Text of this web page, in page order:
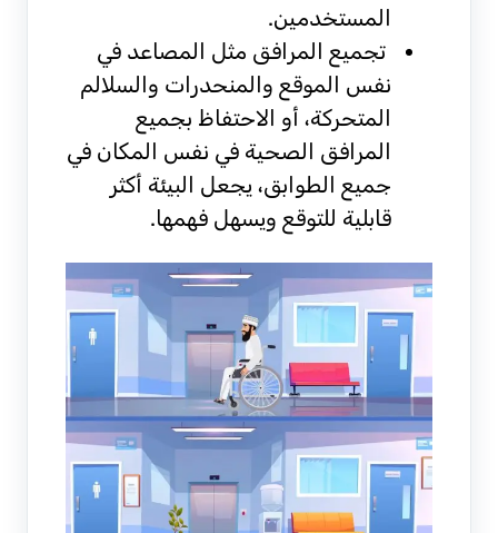
المستخدمين.
تجميع المرافق مثل المصاعد في
نفس الموقع والمنحدرات والسلالم
المتحركة، أو الاحتفاظ بجميع
المرافق الصحية في نفس المكان في
جميع الطوابق، يجعل البيئة أكثر
قابلية للتوقع ويسهل فهمها.